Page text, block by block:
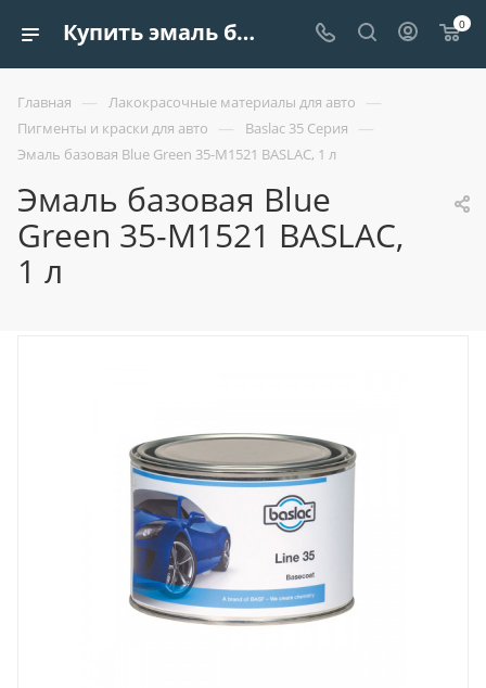
Купить эмаль базовая blue green 35-м1521 baslac, 1 л| Европроект Tрейдинг 0
Главная — Лакокрасочные материалы для авто —
Пигменты и краски для авто — Baslac 35 Серия —
Эмаль базовая Blue Green 35-М1521 BASLAC, 1 л
Эмаль базовая Blue
Green 35-М1521 BASLAC,
1 л